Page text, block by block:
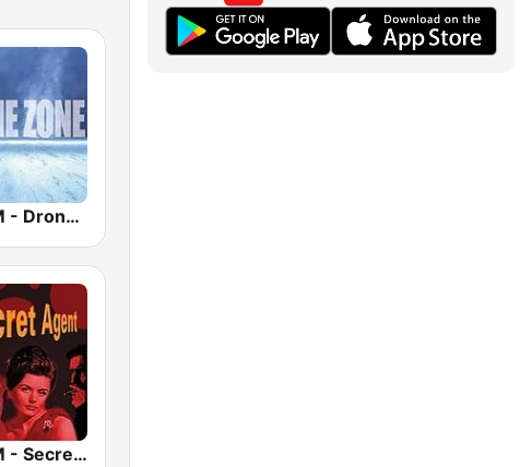
SomaFM - Drone Zone
SomaFM - Secret Agent